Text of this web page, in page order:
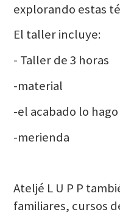
explorando estas
El taller incluye:
- Taller de 3 horas
-material
-el acabado lo
-merienda
Ateljé L U P P
familiares, cursos